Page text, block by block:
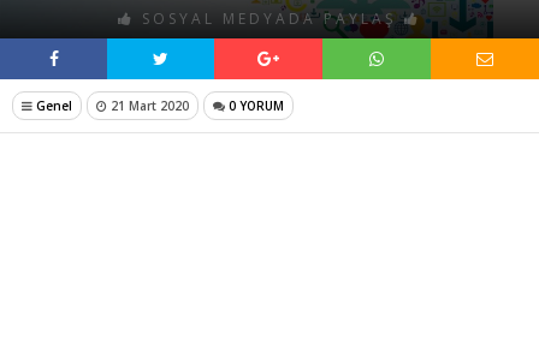
SOSYAL MEDYADA PAYLAŞ
Genel 21 Mart 2020 0 YORUM